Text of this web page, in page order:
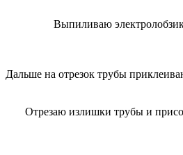
Выпиливаю
Дальше на отрезок трубы
Отрезаю излишки трубы и